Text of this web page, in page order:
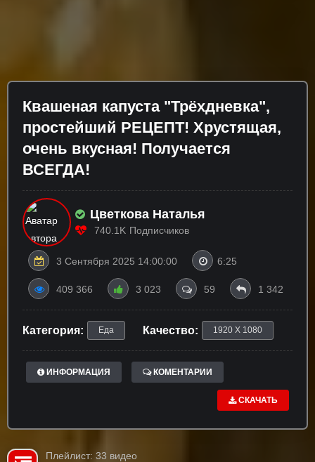
Квашеная капуста "Трёхдневка",
простейший РЕЦЕПТ! Хрустящая,
очень вкусная! Получается
ВСЕГДА!
Цветкова Наталья
740.1K Подписчиков
3 Сентября 2025 14:00:00 6:25
409 366 3 023 59 1 342
Категория: Еда Качество: 1920 X 1080
ИНФОРМАЦИЯ КОМЕНТАРИИ
СКАЧАТЬ
Плейлист: 33 видео